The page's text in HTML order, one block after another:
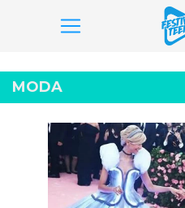
para
o
conteúdo
MODA